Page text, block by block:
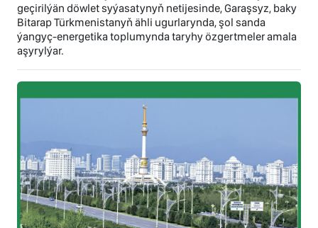
geçirilýän döwlet syýasatynyň netijesinde, Garaşsyz, baky
Bitarap Türkmenistanyň ähli ugurlarynda, şol sanda
ýangyç-energetika toplumynda taryhy özgertmeler amala
aşyrylýar.